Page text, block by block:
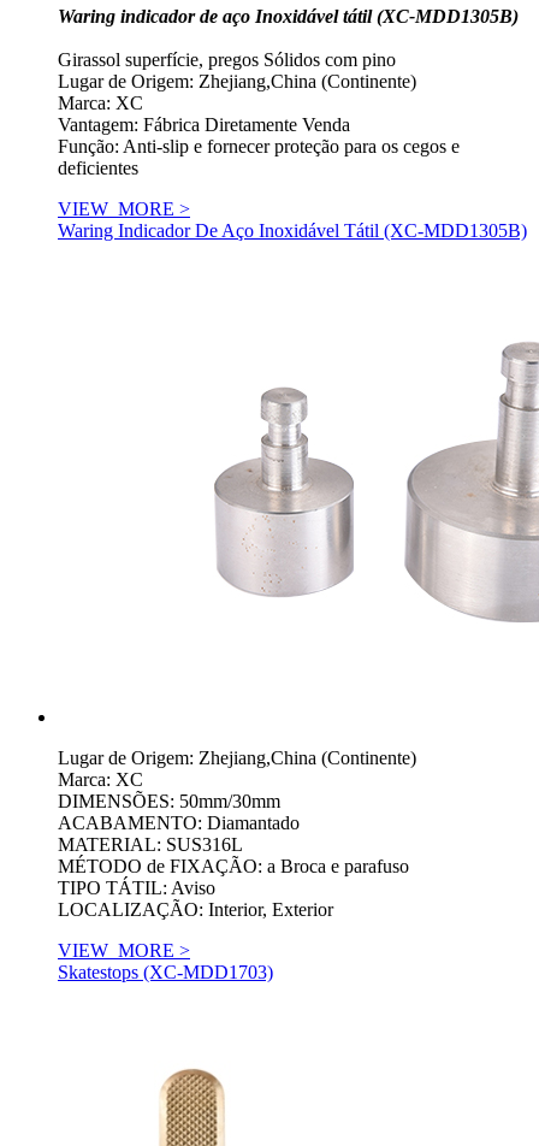
Waring indicador de aço Inoxidável tátil (XC-MDD1305B)
Girassol superfície, pregos Sólidos com pino
Lugar de Origem: Zhejiang,China (Continente)
Marca: XC
Vantagem: Fábrica Diretamente Venda
Função: Anti-slip e fornecer proteção para os cegos e
deficientes
VIEW_MORE >
Waring Indicador De Aço Inoxidável Tátil (XC-MDD1305B)
Lugar de Origem: Zhejiang,China (Continente)
Marca: XC
DIMENSÕES: 50mm/30mm
ACABAMENTO: Diamantado
MATERIAL: SUS316L
MÉTODO de FIXAÇÃO: a Broca e parafuso
TIPO TÁTIL: Aviso
LOCALIZAÇÃO: Interior, Exterior
VIEW_MORE >
Skatestops (XC-MDD1703)